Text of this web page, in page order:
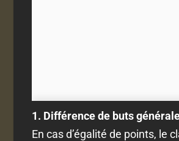
1. Différence de buts
En cas d’égalité de points, le